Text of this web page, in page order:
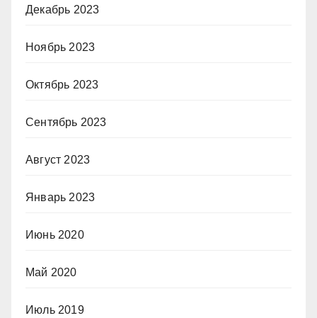
Декабрь 2023
Ноябрь 2023
Октябрь 2023
Сентябрь 2023
Август 2023
Январь 2023
Июнь 2020
Май 2020
Июль 2019